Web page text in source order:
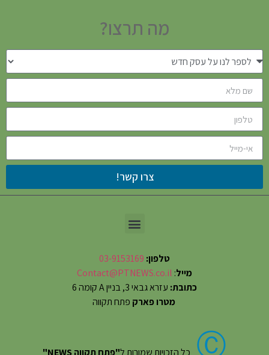
מה תרצו?
צרו קשר!
טלפון: 03-9153169
מייל:
Contact@PTNEWS.co.il
כתובת: עזרא גבאי 3, בניין A קומה 6
מטרו פארק פתח תקווה
Ⓒ